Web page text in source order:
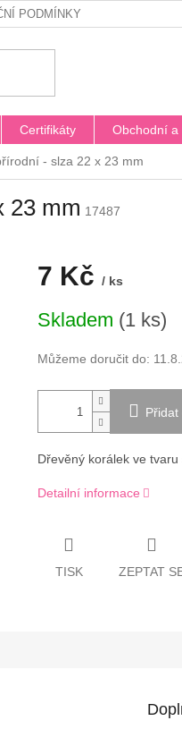
PODMÍNKY
Certifikáty Obchodní
- slza 22 x 23 mm
23 mm 17487
7 Kč / ks
cena:
Skladem (1 ks)
Můžeme doručit do:
Přidat
Dřevěný korálek ve tvaru
Detailní informace
TISK ZEPTAT